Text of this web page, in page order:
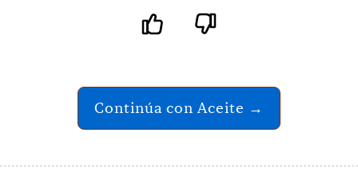
Continúa con Aceite →